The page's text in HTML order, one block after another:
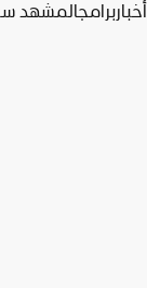
أخباربرامجالمشهد